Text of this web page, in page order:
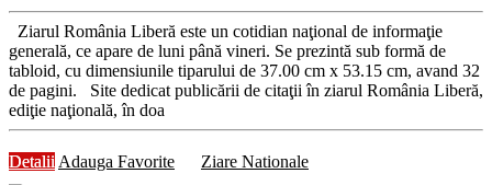
Ziarul România Liberă este un cotidian naţional de informaţie
generală, ce apare de luni până vineri. Se prezintă sub formă de
tabloid, cu dimensiunile tiparului de 37.00 cm x 53.15 cm, avand 32
de pagini. Site dedicat publicării de citaţii în ziarul România Liberă,
ediţie naţională, în doa
Detalii Adauga Favorite Ziare Nationale